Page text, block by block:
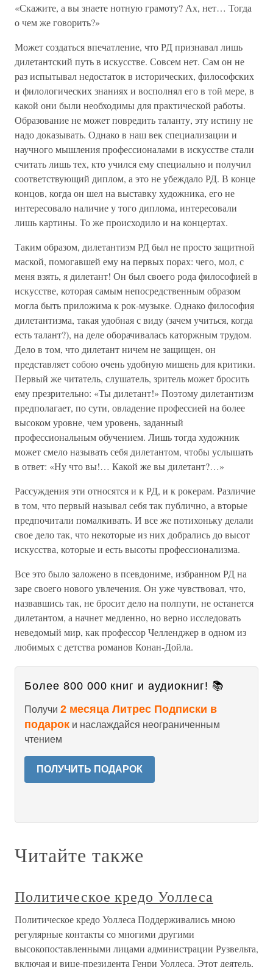
«Скажите, а вы знаете нотную грамоту? Ах, нет… Тогда
о чем же говорить?»
Может создаться впечатление, что РД признавал лишь
дилетантский путь в искусстве. Совсем нет. Сам он не
раз испытывал недостаток в исторических, философских
и филологических знаниях и восполнял его в той мере, в
какой они были необходимы для практической работы.
Образование не может повредить таланту, эту истину не
надо доказывать. Однако в наш век специализации и
научного мышления профессионалами в искусстве стали
считать лишь тех, кто учился ему специально и получил
соответствующий диплом, а это не убеждало РД. В конце
концов, когда он шел на выставку художника, его не
интересовало наличие у того диплома, интересовали
лишь картины. То же происходило и на концертах.
Таким образом, дилетантизм РД был не просто защитной
маской, помогавшей ему на первых порах: чего, мол, с
меня взять, я дилетант! Он был своего рода философией в
искусстве, которая самым непосредственным образом
могла быть приложима к рок-музыке. Однако философия
дилетантизма, такая удобная с виду (зачем учиться, когда
есть талант?), на деле оборачивалась каторжным трудом.
Дело в том, что дилетант ничем не защищен, он
представляет собою очень удобную мишень для критики.
Первый же читатель, слушатель, зритель может бросить
ему презрительно: «Ты дилетант!» Поэтому дилетантизм
предполагает, по сути, овладение профессией на более
высоком уровне, чем уровень, заданный
профессиональным обучением. Лишь тогда художник
может смело называть себя дилетантом, чтобы услышать
в ответ: «Ну что вы!… Какой же вы дилетант?…»
Рассуждения эти относятся и к РД, и к рокерам. Различие
в том, что первый называл себя так публично, а вторые
предпочитали помалкивать. И все же потихоньку делали
свое дело так, что некоторые из них добрались до высот
искусства, которые и есть высоты профессионализма.
Все это было заложено в псевдониме, избранном РД на
заре своего нового увлечения. Он уже чувствовал, что,
назвавшись так, не бросит дело на полпути, не останется
дилетантом, а начнет медленно, но верно исследовать
неведомый мир, как профессор Челленджер в одном из
любимых с детства романов Конан-Дойла.
Более 800 000 книг и аудиокниг! 📚
Получи 2 месяца Литрес Подписки в
подарок и наслаждайся неограниченным
чтением
ПОЛУЧИТЬ ПОДАРОК
Читайте также
Политическое кредо Уоллеса
Политическое кредо Уоллеса Поддерживались мною
регулярные контакты со многими другими
высокопоставленными лицами администрации Рузвельта,
включая и вице-президента Генри Уоллеса. Этот деятель,